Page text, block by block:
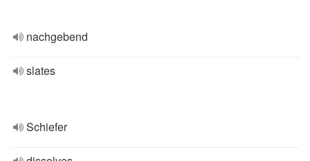
nachgebend
slates
Schiefer